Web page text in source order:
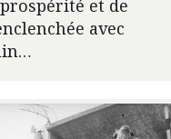
et de
avec